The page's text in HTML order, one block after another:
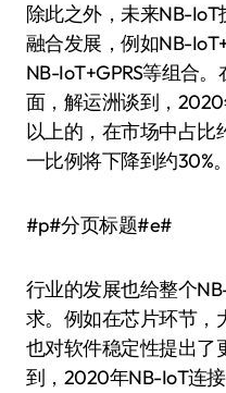
除此之外，未来NB-
融合发展，例如NB-
NB-IoT+GPRS等组合
面，解运洲谈到，
以上的，在市场中占比
一比例将下降到约30%。
#p#分页标题#e#
行业的发展也给整个
求。例如在芯片环节，
也对软件稳定性提出了
到，2020年NB-IoT连